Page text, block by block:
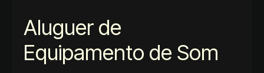
Aluguer de
Equipamento de Som